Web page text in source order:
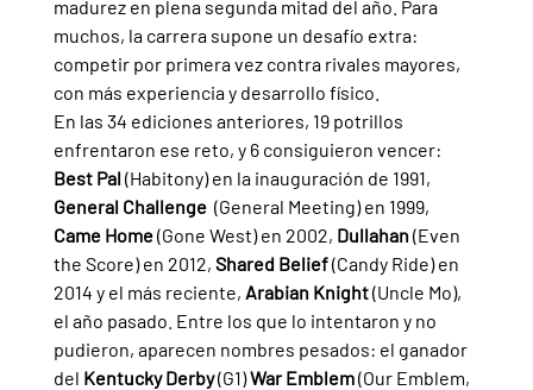
madurez en plena segunda mitad del año. Para
muchos, la carrera supone un desafío extra:
competir por primera vez contra rivales mayores,
con más experiencia y desarrollo físico.
En las 34 ediciones anteriores, 19 potrillos
enfrentaron ese reto, y 6 consiguieron vencer:
Best Pal (Habitony) en la inauguración de 1991,
General Challenge (General Meeting) en 1999,
Came Home (Gone West) en 2002, Dullahan (Even
the Score) en 2012, Shared Belief (Candy Ride) en
2014 y el más reciente, Arabian Knight (Uncle Mo),
el año pasado. Entre los que lo intentaron y no
pudieron, aparecen nombres pesados: el ganador
del Kentucky Derby (G1) War Emblem (Our Emblem,